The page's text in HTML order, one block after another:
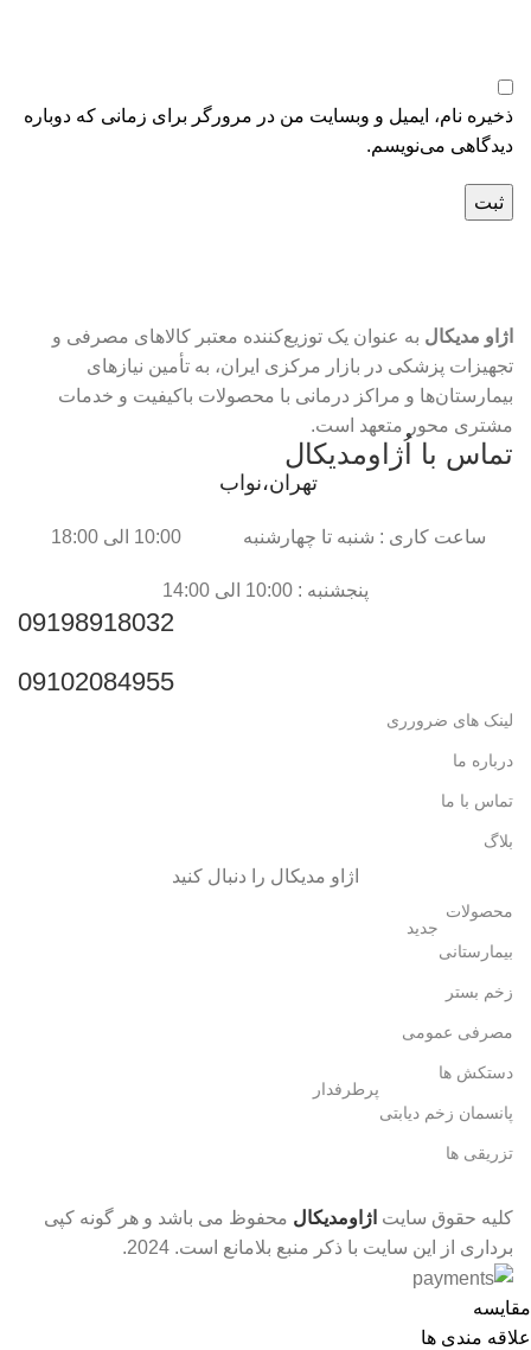
ذخیره نام، ایمیل و وبسایت من در مرورگر برای زمانی که دوباره
دیدگاهی می‌نویسم.
اژاو مدیکال به عنوان یک توزیع‌کننده معتبر کالاهای مصرفی و
تجهیزات پزشکی در بازار مرکزی ایران، به تأمین نیازهای
بیمارستان‌ها و مراکز درمانی با محصولات باکیفیت و خدمات
مشتری محور متعهد است.
تماس با اُژاومدیکال
تهران،نواب
ساعت کاری : شنبه تا چهارشنبه 10:00 الی 18:00
پنجشنبه : 10:00 الی 14:00
09198918032
09102084955
لینک های ضرورری
درباره ما
تماس با ما
بلاگ
اژاو مدیکال را دنبال کنید
محصولات
بیمارستانی
جدید
زخم بستر
مصرفی عمومی
دستکش ها
پانسمان زخم دیابتی
پرطرفدار
تزریقی ها
کلیه حقوق سایت اژاومدیکال محفوظ می باشد و هر گونه کپی
برداری از این سایت با ذکر منبع بلامانع است. 2024.
مقایسه
علاقه مندی ها